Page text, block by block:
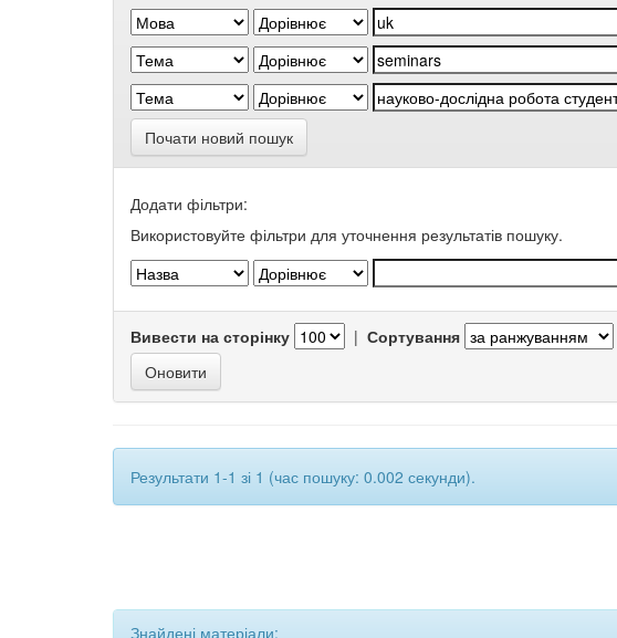
Почати новий пошук
Додати фільтри:
Використовуйте фільтри для уточнення результатів пошуку.
Вивести на сторінку | Сортування
Результати 1-1 зі 1 (час пошуку: 0.002 секунди).
Знайдені матеріали: